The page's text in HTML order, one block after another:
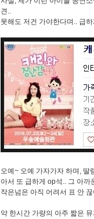
견..
못해도 저건 가야한다며.. 급
오예~ 오예 가자가자 하며, 딸
아서 또 급하게 op석.. 그 아
작은넘은 아직 어려서 표 안
약 한시간 가량의 아주 짧은